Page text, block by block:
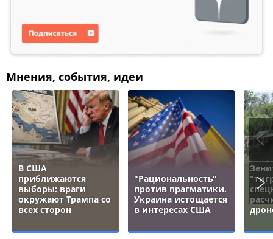
Мнения, события, идеи
В США
приближаются
выборы: враги
окружают Трампа со
всех сторон
"Рациональность"
против прагматики.
Украина истощается
в интересах США